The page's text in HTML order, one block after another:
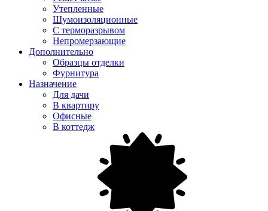
Утепленные
Шумоизоляционные
С терморазрывом
Непромерзающие
Дополнительно
Образцы отделки
Фурнитура
Назначение
Для дачи
В квартиру
Офисные
В коттедж